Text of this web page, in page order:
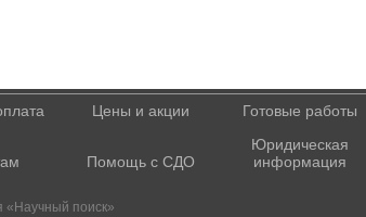
Цены и акции Готовые работы
Помощь с СДО
Юридическая
информация
поиск»